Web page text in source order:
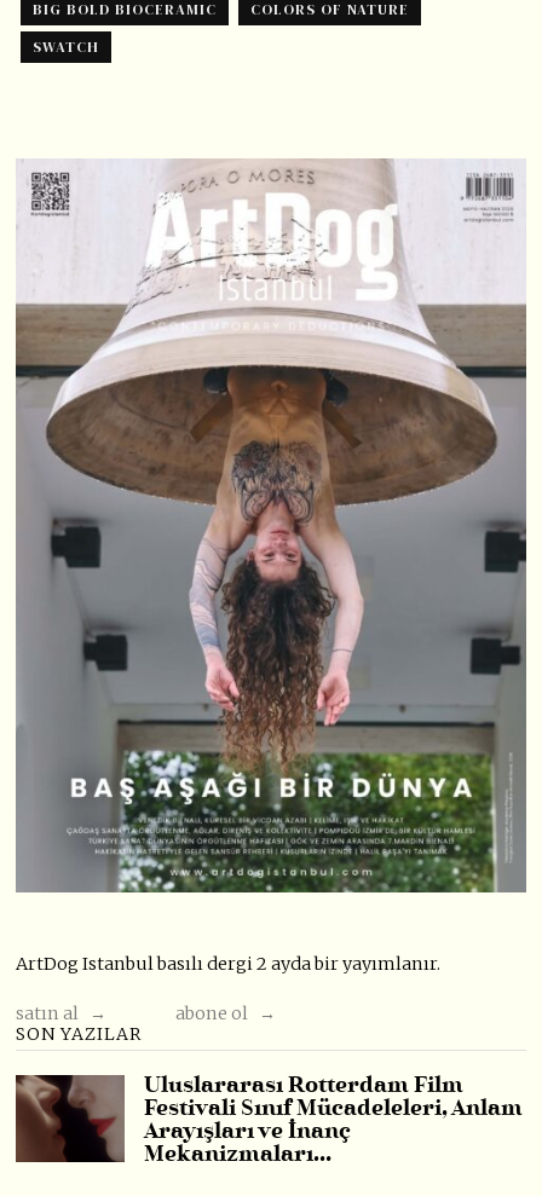
BIG BOLD BIOCERAMIC
COLORS OF NATURE
SWATCH
ArtDog Istanbul basılı dergi 2 ayda bir yayımlanır.
satın al →
abone ol →
SON YAZILAR
Uluslararası Rotterdam Film
Festivali Sınıf Mücadeleleri, Anlam
Arayışları ve İnanç
Mekanizmaları…